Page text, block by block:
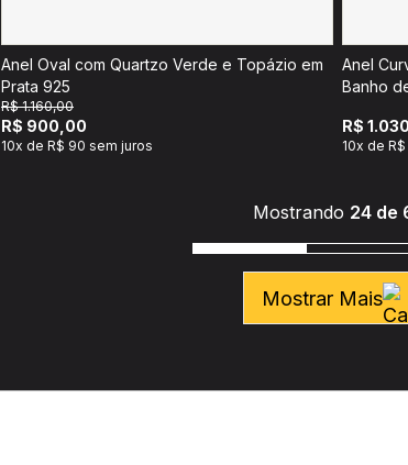
Anel Oval com Quartzo Verde e Topázio em
Prata 925
R$ 1.160,00
R$ 900,00
10x de R$ 90 sem juros
Anel
Banho
R$
10x de
Mostrando 24 de
Mostrar Mais